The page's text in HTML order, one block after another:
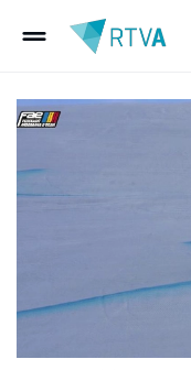
drag_handle